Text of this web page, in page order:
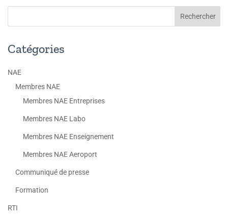
Catégories
NAE
Membres NAE
Membres NAE Entreprises
Membres NAE Labo
Membres NAE Enseignement
Membres NAE Aeroport
Communiqué de presse
Formation
RTI